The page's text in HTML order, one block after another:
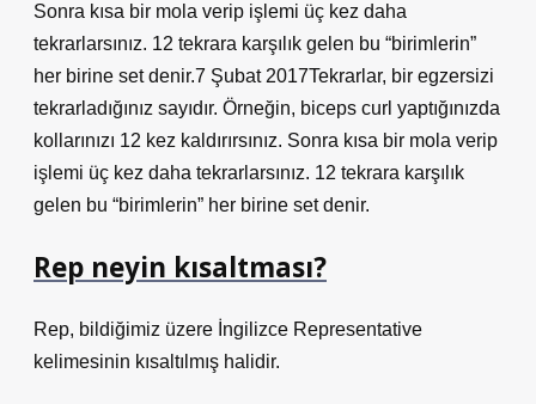
Sonra kısa bir mola verip işlemi üç kez daha
tekrarlarsınız. 12 tekrara karşılık gelen bu “birimlerin”
her birine set denir.7 Şubat 2017Tekrarlar, bir egzersizi
tekrarladığınız sayıdır. Örneğin, biceps curl yaptığınızda
kollarınızı 12 kez kaldırırsınız. Sonra kısa bir mola verip
işlemi üç kez daha tekrarlarsınız. 12 tekrara karşılık
gelen bu “birimlerin” her birine set denir.
Rep neyin kısaltması?
Rep, bildiğimiz üzere İngilizce Representative
kelimesinin kısaltılmış halidir.